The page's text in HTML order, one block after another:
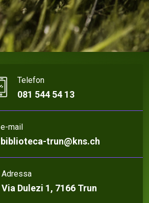
Telefon
081 544 54 13
e-mail
biblioteca-trun@kns.ch
Adressa
Via Dulezi 1, 7166 Trun